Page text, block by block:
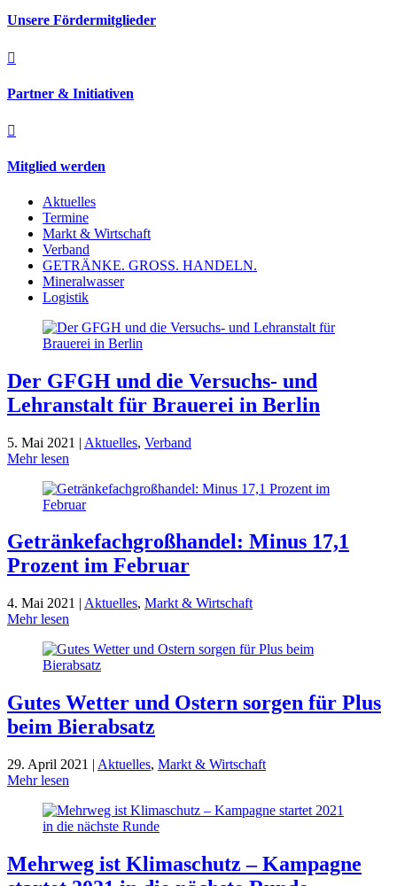
Unsere Fördermitglieder

Partner & Initiativen

Mitglied werden
Aktuelles
Termine
Markt & Wirtschaft
Verband
GETRÄNKE. GROSS. HANDELN.
Mineralwasser
Logistik
Der GFGH und die Versuchs- und
Lehranstalt für Brauerei in Berlin
5. Mai 2021 | Aktuelles, Verband
Mehr lesen
Getränke­fach­groß­handel: Minus 17,1
Prozent im Februar
4. Mai 2021 | Aktuelles, Markt & Wirtschaft
Mehr lesen
Gutes Wetter und Ostern sorgen für Plus
beim Bierabsatz
29. April 2021 | Aktuelles, Markt & Wirtschaft
Mehr lesen
Mehrweg ist Klimaschutz – Kampagne